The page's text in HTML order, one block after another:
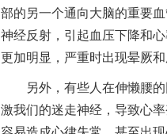
部的另一个通向大脑的重要
神经反射，引起血压下降和
更加明显，严重时出现晕厥和
另外，有些人在伸懒腰
激我们的迷走神经，导致心